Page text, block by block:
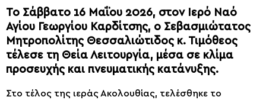
Το Σάββατο 16 Μαΐου 2026, στον Ιερό Ναό
Αγίου Γεωργίου Καρδίτσης, ο Σεβασμιώτατος
Μητροπολίτης Θεσσαλιώτιδος κ. Τιμόθεος
τέλεσε τη Θεία Λειτουργία, μέσα σε κλίμα
προσευχής και πνευματικής κατάνυξης.
Στο τέλος της ιεράς Ακολουθίας, τελέσθηκε το